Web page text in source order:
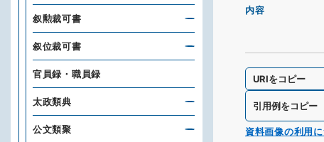
内容
URIをコピー
引用例をコピー
資料画像の利用
叙勲裁可書
叙位裁可書
官員録・職員録
太政類典
公文類聚